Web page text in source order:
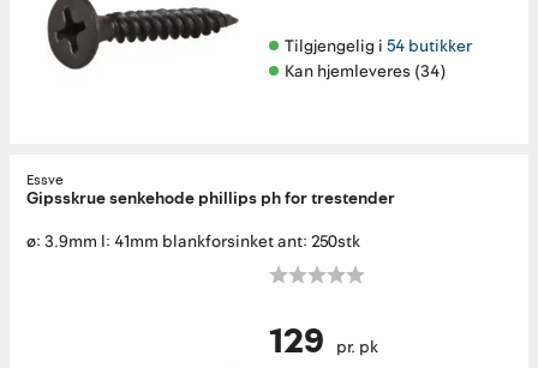
Tilgjengelig i 54 butikker
Kan hjemleveres (34)
Essve
Gipsskrue senkehode phillips ph for trestender
ø: 3.9mm l: 41mm blankforsinket ant: 250stk
129 pr. pk